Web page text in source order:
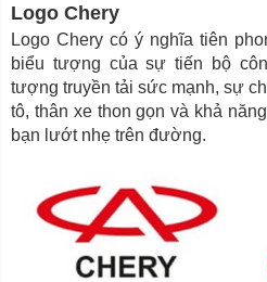
Logo Chery
Logo Chery có ý nghĩa tiên
biểu tượng của sự tiến bộ
tượng truyền tải sức mạnh, sự
tô, thân xe thon gọn và khả
bạn lướt nhẹ trên đường.